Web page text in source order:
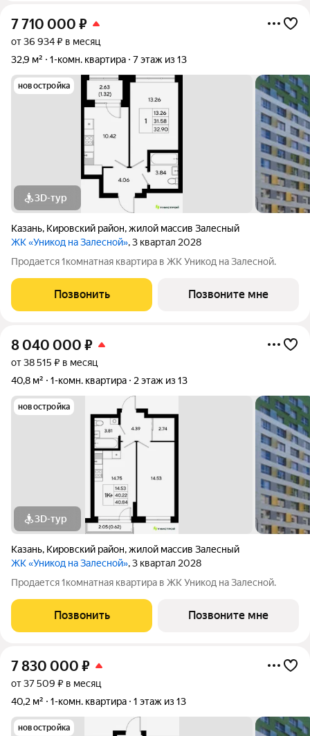
7 710 000 ₽
от 36 934 ₽ в месяц
32,9 м²
1-комн. квартира 7 этаж из 13
новостройка
3D-тур
Казань, Кировский район,жилой массив Залесный
ЖК «Уникод на Залесной», 3 квартал 2028
Продается 1комнатная квартира в ЖК Уникод на Залесной.
Позвонить Позвоните мне
8 040 000 ₽
от 38 515 ₽ в месяц
40,8 м²
1-комн. квартира 2 этаж из 13
новостройка
3D-тур
Казань, Кировский район,жилой массив Залесный
ЖК «Уникод на Залесной», 3 квартал 2028
Продается 1комнатная квартира в ЖК Уникод на Залесной.
Позвонить Позвоните мне
7 830 000 ₽
от 37 509 ₽ в месяц
40,2 м²
1-комн. квартира 1 этаж из 13
новостройка